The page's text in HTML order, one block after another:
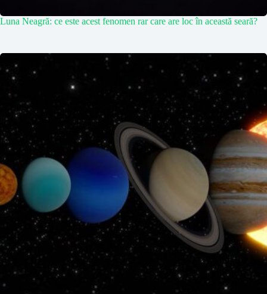
Luna Neagră: ce este acest fenomen rar care are loc în această seară?